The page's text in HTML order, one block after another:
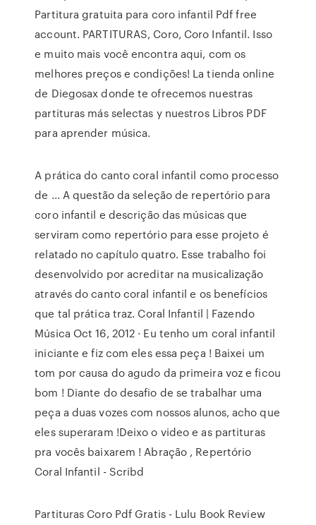
Partitura gratuita para coro infantil Pdf free
account. PARTITURAS, Coro, Coro Infantil. Isso
e muito mais você encontra aqui, com os
melhores preços e condições! La tienda online
de Diegosax donde te ofrecemos nuestras
partituras más selectas y nuestros Libros PDF
para aprender música.
A prática do canto coral infantil como processo
de ... A questão da seleção de repertório para
coro infantil e descrição das músicas que
serviram como repertório para esse projeto é
relatado no capítulo quatro. Esse trabalho foi
desenvolvido por acreditar na musicalização
através do canto coral infantil e os benefícios
que tal prática traz. Coral Infantil | Fazendo
Música Oct 16, 2012 · Eu tenho um coral infantil
iniciante e fiz com eles essa peça ! Baixei um
tom por causa do agudo da primeira voz e ficou
bom ! Diante do desafio de se trabalhar uma
peça a duas vozes com nossos alunos, acho que
eles superaram !Deixo o video e as partituras
pra vocês baixarem ! Abração , Repertório
Coral Infantil - Scribd
Partituras Coro Pdf Gratis - Lulu Book Review